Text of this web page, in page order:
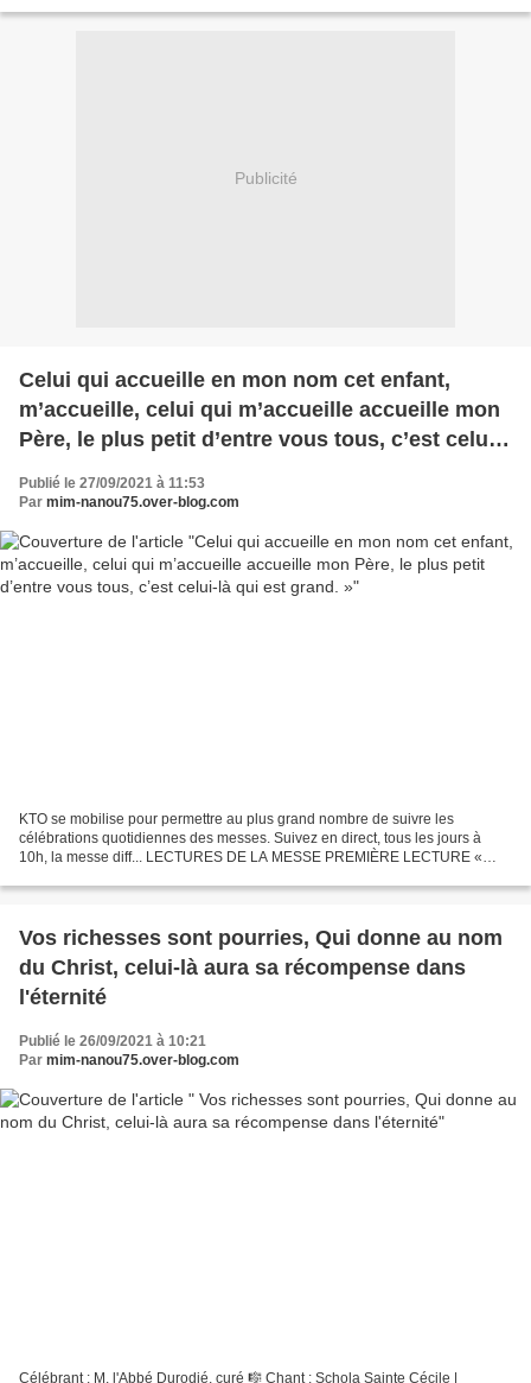
Publicité
Celui qui accueille en mon nom cet enfant,
m’accueille, celui qui m’accueille accueille mon
Père, le plus petit d’entre vous tous, c’est celui-
Publié le 27/09/2021 à 11:53
Par mim-nanou75.over-blog.com
KTO se mobilise pour permettre au plus grand nombre de suivre les
célébrations quotidiennes des messes. Suivez en direct, tous les jours à
10h, la messe diff... LECTURES DE LA MESSE PREMIÈRE LECTURE «
Vos richesses sont pourries, Qui donne au nom
du Christ, celui-là aura sa récompense dans
l'éternité
Publié le 26/09/2021 à 10:21
Par mim-nanou75.over-blog.com
Célébrant : M. l'Abbé Durodié, curé 🎼 Chant : Schola Sainte Cécile |